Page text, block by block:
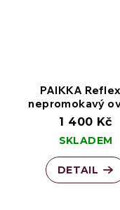
pro psy
mladé psy a
PAIKKA
nepromokavý
1 400 Kč
SKLADEM
DETAIL